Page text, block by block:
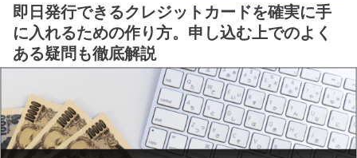
即日発行できるクレジットカードを確実に手
に入れるための作り方。申し込む上でのよく
ある疑問も徹底解説